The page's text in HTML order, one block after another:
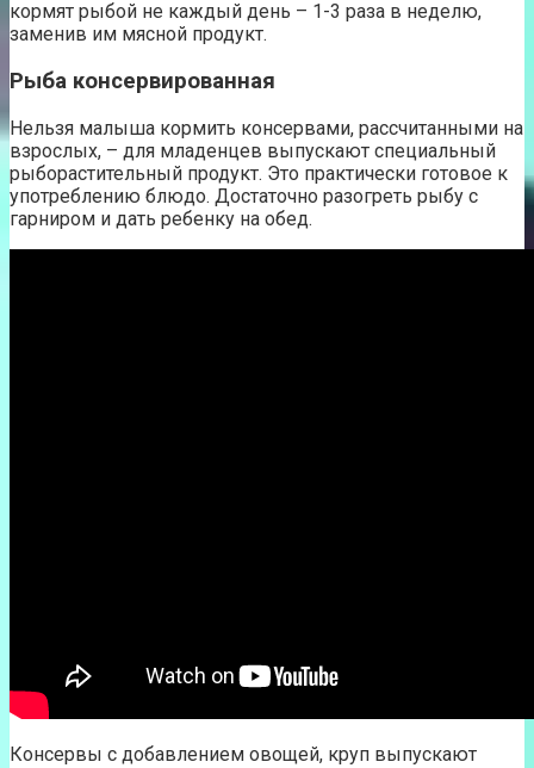
кормят рыбой не каждый день – 1-3 раза в неделю,
заменив им мясной продукт.
Рыба консервированная
Нельзя малыша кормить консервами, рассчитанными на
взрослых, – для младенцев выпускают специальный
рыборастительный продукт. Это практически готовое к
употреблению блюдо. Достаточно разогреть рыбу с
гарниром и дать ребенку на обед.
Консервы с добавлением овощей, круп выпускают